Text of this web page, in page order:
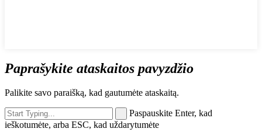
Paprašykite ataskaitos pavyzdžio
Palikite savo paraišką, kad gautumėte ataskaitą.
Paspauskite Enter, kad
ieškotumėte, arba ESC, kad uždarytumėte